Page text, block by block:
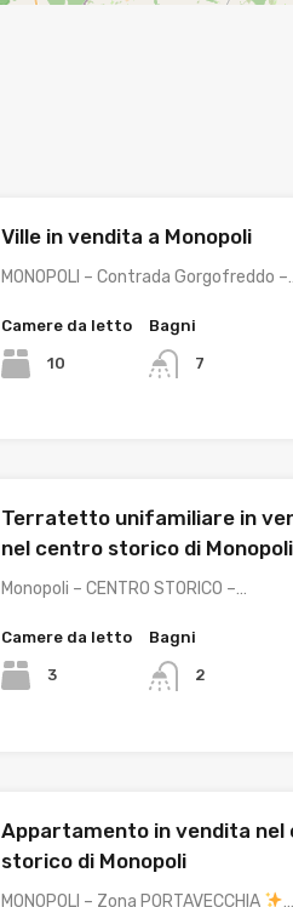
Ville in vendita a Monopoli
MONOPOLI – Contrada Gorgofreddo
Camere da letto
10
Bagni
7
Terratetto unifamiliare in
nel centro storico di Monopoli
Monopoli – CENTRO STORICO –…
Camere da letto
3
Bagni
2
Appartamento in vendita nel
storico di Monopoli
MONOPOLI – Zona PORTAVECCHIA …